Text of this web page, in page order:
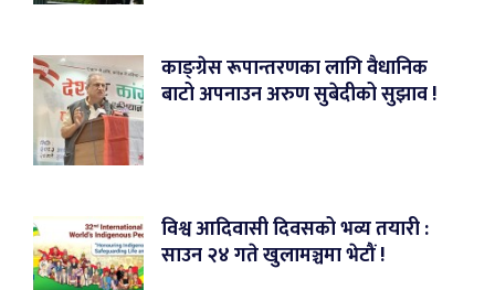
काङ्ग्रेस रूपान्तरणका लागि वैधानिक
बाटो अपनाउन अरुण सुबेदीको सुझाव !
विश्व आदिवासी दिवसको भव्य तयारी :
साउन २४ गते खुलामञ्चमा भेटौं !